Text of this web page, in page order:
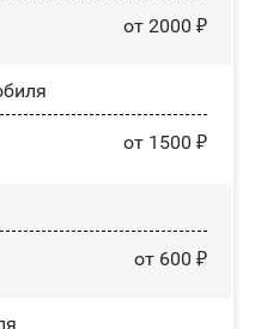
от 2000 ₽
от 1500 ₽
от 600 ₽